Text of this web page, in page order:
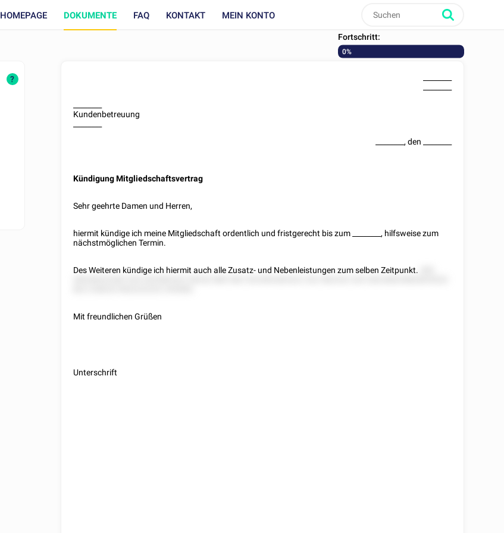
HOMEPAGE DOKUMENTE FAQ KONTAKT MEIN KONTO
Fortschritt:
0%
?
Kundenbetreuung
, den
Kündigung Mitgliedschaftsvertrag
Sehr geehrte Damen und Herren,
hiermit kündige ich meine Mitgliedschaft ordentlich und fristgerecht bis zum
, hilfsweise zum
nächstmöglichen Termin.
Des Weiteren kündige ich hiermit auch alle Zusatz- und Nebenleistungen zum selben Zeitpunkt.
Mit freundlichen Grüßen
Unterschrift